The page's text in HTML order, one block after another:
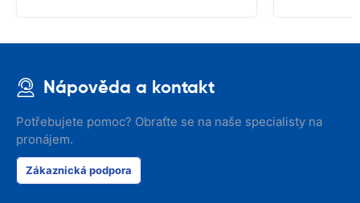
Nápověda a kontakt
Potřebujete pomoc? Obraťte se na naše specialisty na
pronájem.
Zákaznická podpora